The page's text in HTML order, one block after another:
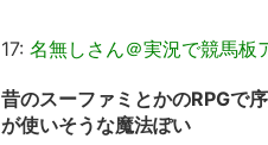
17: 名無しさん＠実況で競馬板
昔のスーファミとかのRPGで
が使いそうな魔法ぽい